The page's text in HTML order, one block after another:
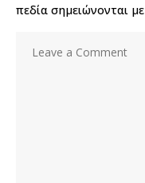
πεδία σημειώνονται με